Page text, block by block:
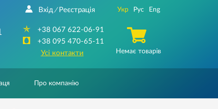
Вхід / Реєстрація
+38 067 622-06-91
+38 095 470-65-11
Усі контакти
Укр Рус Eng
Немає товарів
Про компанію